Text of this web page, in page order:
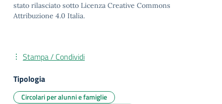
stato rilasciato sotto Licenza Creative Commons
Attribuzione 4.0 Italia.
Stampa / Condividi
Tipologia
Circolari per alunni e famiglie